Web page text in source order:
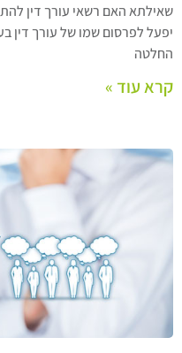
שאילתא האם רשאי עורך דין
יפעל לפרסום שמו של עורך דין
החלטה
קרא עוד »